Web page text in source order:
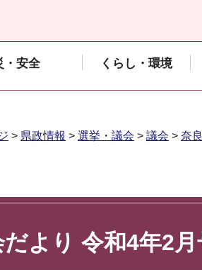
・安全 くらし・環境
> 県政情報 > 選挙・議会 > 議会 > 奈
より 令和4年2月